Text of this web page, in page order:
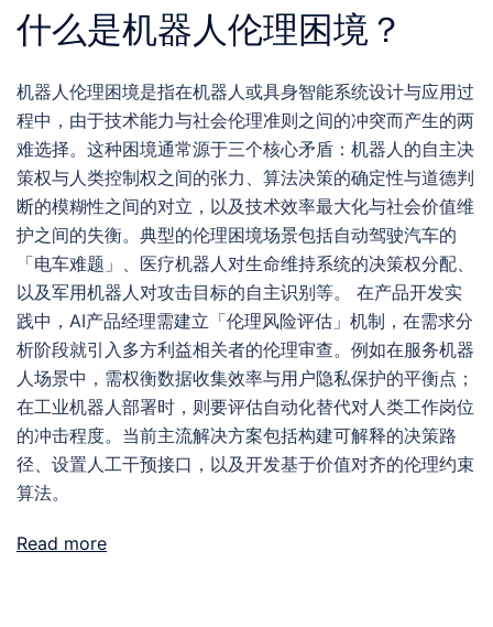
什么是机器人伦理困境？
机器人伦理困境是指在机器人或具身智能系统设计与应用过
程中，由于技术能力与社会伦理准则之间的冲突而产生的两
难选择。这种困境通常源于三个核心矛盾：机器人的自主决
策权与人类控制权之间的张力、算法决策的确定性与道德判
断的模糊性之间的对立，以及技术效率最大化与社会价值维
护之间的失衡。典型的伦理困境场景包括自动驾驶汽车的
「电车难题」、医疗机器人对生命维持系统的决策权分配、
以及军用机器人对攻击目标的自主识别等。 在产品开发实
践中，AI产品经理需建立「伦理风险评估」机制，在需求分
析阶段就引入多方利益相关者的伦理审查。例如在服务机器
人场景中，需权衡数据收集效率与用户隐私保护的平衡点；
在工业机器人部署时，则要评估自动化替代对人类工作岗位
的冲击程度。当前主流解决方案包括构建可解释的决策路
径、设置人工干预接口，以及开发基于价值对齐的伦理约束
算法。
Read more